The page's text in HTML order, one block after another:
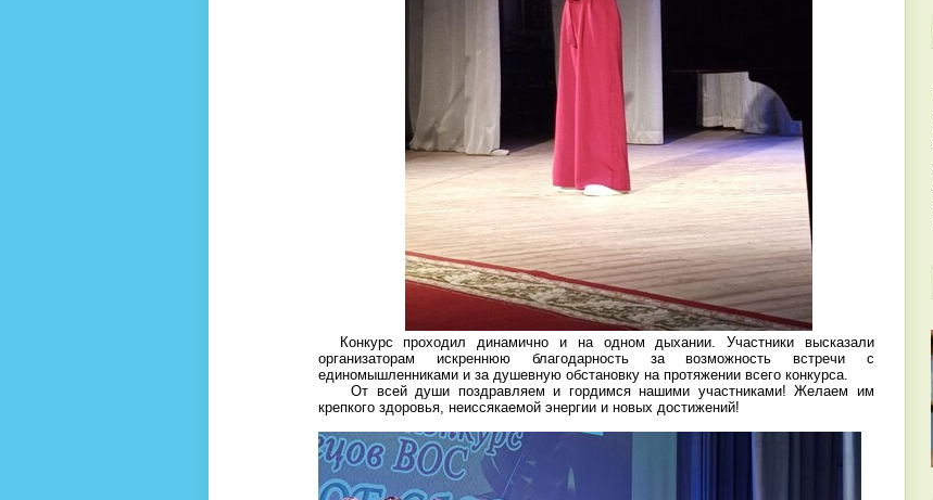
Конкурс проходил динамично и на одном дыхании. Участники высказали
организаторам искреннюю благодарность за возможность встречи с
единомышленниками и за душевную обстановку на протяжении всего конкурса.
От всей души поздравляем и гордимся нашими участниками! Желаем им
крепкого здоровья, неиссякаемой энергии и новых достижений!